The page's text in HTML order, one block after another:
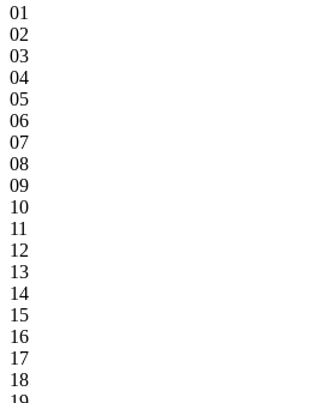
01
02
03
04
05
06
07
08
09
10
11
12
13
14
15
16
17
18